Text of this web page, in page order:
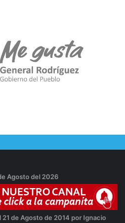
Agosto del 2026
de Agosto de 2014 por Ignacio